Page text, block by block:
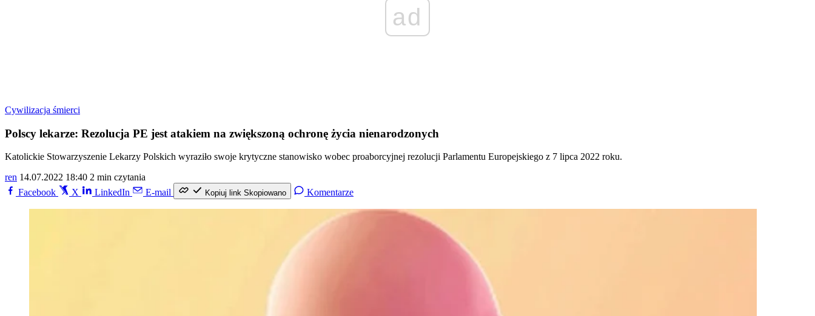
ad
Cywilizacja śmierci
Polscy lekarze: Rezolucja PE jest atakiem na zwiększoną ochronę życia nienarodzonych
Katolickie Stowarzyszenie Lekarzy Polskich wyraziło swoje krytyczne stanowisko wobec proaborcyjnej rezolucji Parlamentu Europejskiego z 7 lipca 2022 roku.
ren 14.07.2022 18:40 2 min czytania
Facebook
X LinkedIn E-mail Kopiuj link Skopiowano Komentarze